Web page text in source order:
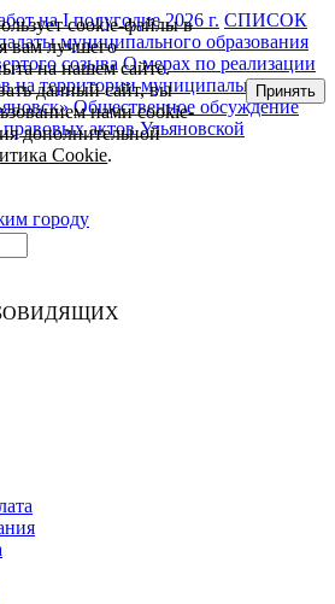
на I полугодие 2026 г. СПИСОК
муниципального образования
созыва О мерах по реализации
на территории муниципального
Общественное обсуждение
актов Ульяновской
cookie-файлы в
вам лучшего
на нашем сайте.
данный сайт, вы
нами cookie-
дополнительной
Cookie.
Принять